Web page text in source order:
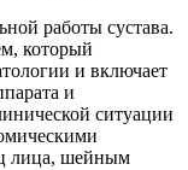
работы сустава.
который
и включает
и
ситуации
лица, шейным